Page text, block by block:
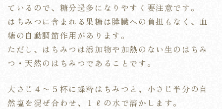
ているので、糖分過多になりやすく要注意です。
はちみつに含まれる果糖は膵臓への負担もなく、血
糖の自動調節作用があります。
ただし、はちみつは添加物や加熱のない生のはちみ
つ・天然のはちみつであることです。
大さじ４〜５杯に蜂粋はちみつと、小さじ半分の自
然塩を混ぜ合わせ、１ℓの水で溶かします。